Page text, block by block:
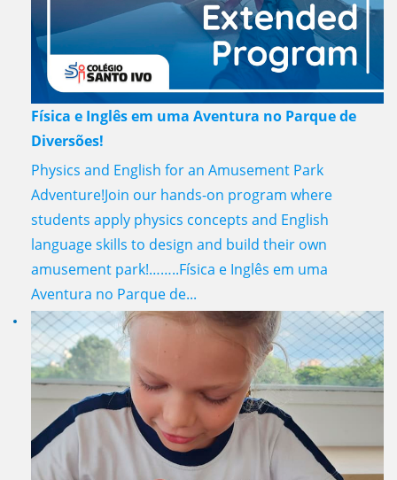
Física e Inglês em uma Aventura no Parque de
Diversões!
Physics and English for an Amusement Park
Adventure!Join our hands-on program where
students apply physics concepts and English
language skills to design and build their own
amusement park!……..Física e Inglês em uma
Aventura no Parque de...